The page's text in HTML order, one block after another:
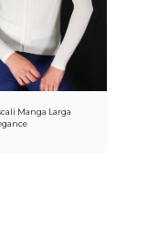
Manga Larga